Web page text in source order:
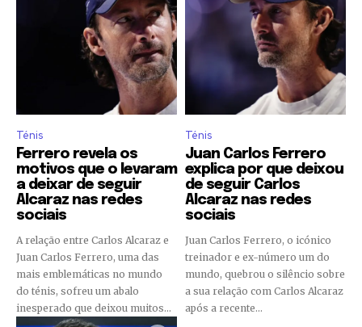
Ténis
Ferrero revela os
motivos que o levaram
a deixar de seguir
Alcaraz nas redes
sociais
A relação entre Carlos Alcaraz e
Juan Carlos Ferrero, uma das
mais emblemáticas no mundo
do ténis, sofreu um abalo
inesperado que deixou muitos...
Ténis
Juan Carlos Ferrero
explica por que deixou
de seguir Carlos
Alcaraz nas redes
sociais
Juan Carlos Ferrero, o icónico
treinador e ex-número um do
mundo, quebrou o silêncio sobre
a sua relação com Carlos Alcaraz
após a recente...